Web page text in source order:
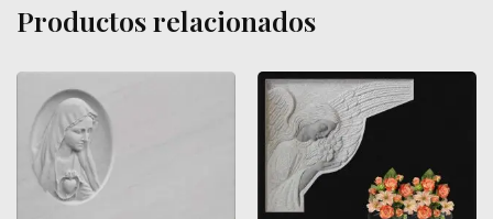
Productos relacionados